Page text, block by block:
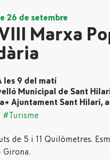
26 de setembre
Marxa
les 9 del matí
Municipal de Sant
Ajuntament Sant Hilari,
#Turisme
de 5 i 11 Quilòmetres.
Girona.